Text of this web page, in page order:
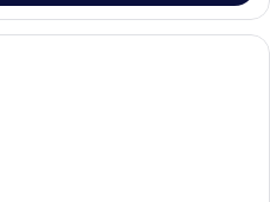
Ein großes, verziertes Bett mit